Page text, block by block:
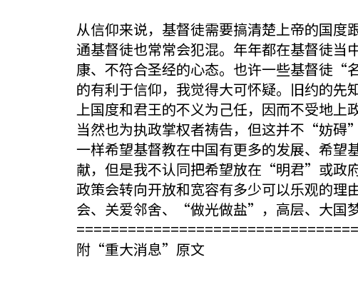
从信仰来说，基督徒需要搞清楚上帝的国
通基督徒也常常会犯混。年年都在基督徒
康、不符合圣经的心态。也许一些基督徒
的有利于信仰，我觉得大可怀疑。旧约的先
上国度和君王的不义为己任，因而不受地
当然也为执政掌权者祷告，但这并不“妨碍
一样希望基督教在中国有更多的发展、希望
献，但是我不认同把希望放在“明君”或政
政策会转向开放和宽容有多少可以乐观的
会、关爱邻舍、“做光做盐”，高层、大国
附“重大消息”原文